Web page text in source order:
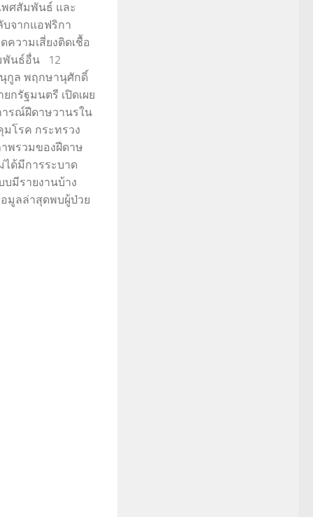
ศสัมพันธ์ และ
จากแอฟริกา
วามเสี่ยงติดเชื้อ
พันธ์อื่น 12
กูล พฤกษานุศักดิ์
กรัฐมนตรี เปิดเผย
รณ์ฝีดาษวานรใน
มโรค กระทรวง
พรวมของฝีดาษ
ได้มีการระบาด
บมีรายงานบ้าง
มูลล่าสุดพบผู้ป่วย